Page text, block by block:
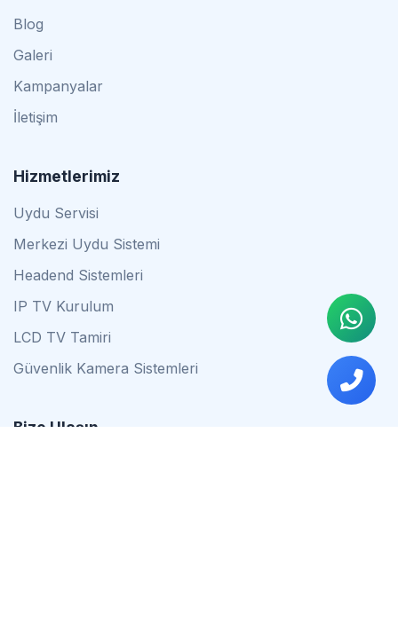
Blog
Galeri
Kampanyalar
İletişim
Hizmetlerimiz
Uydu Servisi
Merkezi Uydu Sistemi
Headend Sistemleri
IP TV Kurulum
LCD TV Tamiri
Güvenlik Kamera Sistemleri
Bize Ulaşın